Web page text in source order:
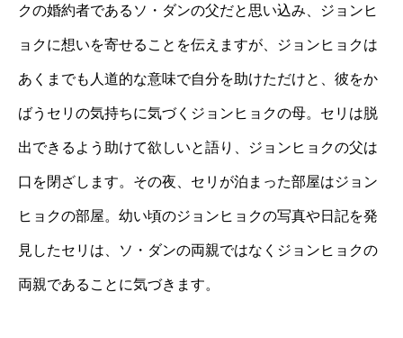
クの婚約者であるソ・ダンの父だと思い込み、ジョンヒ
ョクに想いを寄せることを伝えますが、ジョンヒョクは
あくまでも人道的な意味で自分を助けただけと、彼をか
ばうセリの気持ちに気づくジョンヒョクの母。セリは脱
出できるよう助けて欲しいと語り、ジョンヒョクの父は
口を閉ざします。その夜、セリが泊まった部屋はジョン
ヒョクの部屋。幼い頃のジョンヒョクの写真や日記を発
見したセリは、ソ・ダンの両親ではなくジョンヒョクの
両親であることに気づきます。